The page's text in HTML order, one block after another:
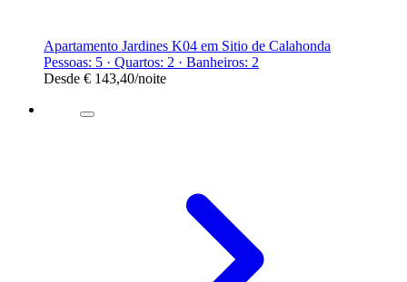
Apartamento Jardines K04 em Sitio de Calahonda
Pessoas: 5 · Quartos: 2 · Banheiros: 2
Desde € 143,40/noite